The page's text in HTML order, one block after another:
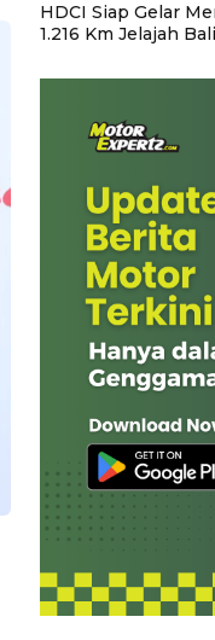
HDCI Siap Gelar
1.216 Km Jelajah Bali